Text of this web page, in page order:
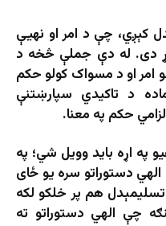
کېږي، چې د امر او نهیې
دی. له دې جملې څخه د
امر او د مسواک کولو حکم
د تاکیدي سپارښتنې
حکم په معنا.
په اړه باید وویل شي؛ په
الهي دستوراتو سره یو ځای
هم پر خلکو لکه
چې الهي دستوراتو ته